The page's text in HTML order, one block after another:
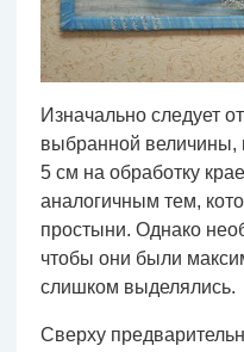
Изначально следует
выбранной величины,
5 см на обработку
аналогичным тем,
простыни. Однако
чтобы они были
слишком выделялись.
Сверху